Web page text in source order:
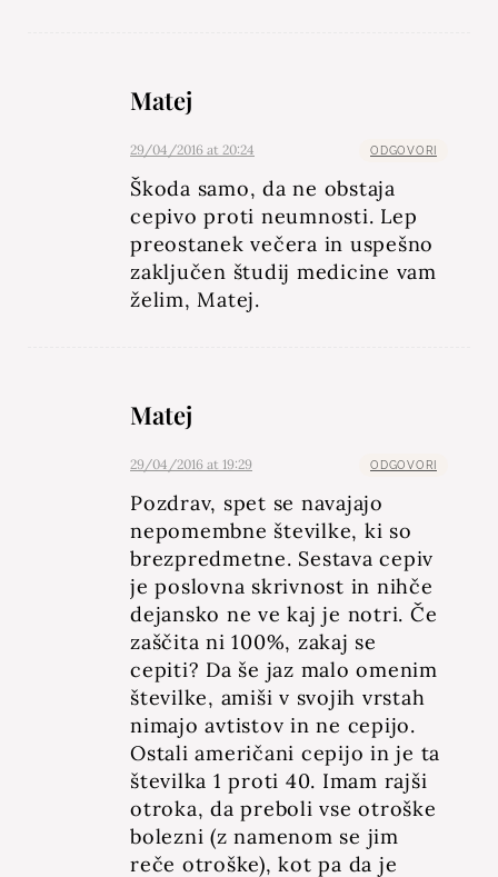
Matej
29/04/2016 at 20:24 ODGOVORI
Škoda samo, da ne obstaja
cepivo proti neumnosti. Lep
preostanek večera in uspešno
zaključen študij medicine vam
želim, Matej.
Matej
29/04/2016 at 19:29 ODGOVORI
Pozdrav, spet se navajajo
nepomembne številke, ki so
brezpredmetne. Sestava cepiv
je poslovna skrivnost in nihče
dejansko ne ve kaj je notri. Če
zaščita ni 100%, zakaj se
cepiti? Da še jaz malo omenim
številke, amiši v svojih vrstah
nimajo avtistov in ne cepijo.
Ostali američani cepijo in je ta
številka 1 proti 40. Imam rajši
otroka, da preboli vse otroške
bolezni (z namenom se jim
reče otroške), kot pa da je